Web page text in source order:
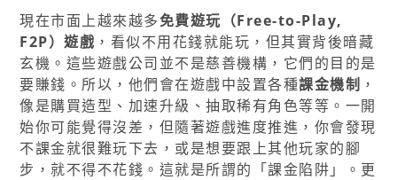
現在市面上越來越多免費遊玩（Free-to-Play,
F2P）遊戲 ，看似不用花錢就能玩，但其實背後暗藏
玄機。這些遊戲公司並不是慈善機構，它們的目的是
要賺錢。所以，他們會在遊戲中設置各種課金機制 ，
像是購買造型、加速升級、抽取稀有角色等等。一開
始你可能覺得沒差，但隨著遊戲進度推進，你會發現
不課金就很難玩下去，或是想要跟上其他玩家的腳
步，就不得不花錢。這就是所謂的「課金陷阱」。更